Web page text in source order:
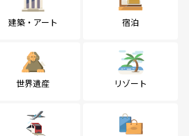
建築・アート 宿泊
世界遺産 リゾート